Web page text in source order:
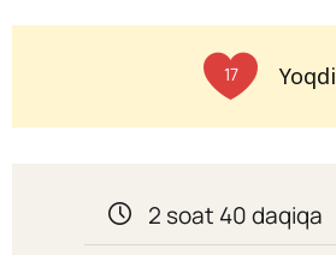
17 Yoqdi
2 soat 40 daqiqa